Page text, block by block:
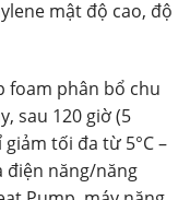
mật độ cao, độ
foam phân bổ chu
sau 120 giờ (5
tối đa từ 5°C –
điện năng/năng